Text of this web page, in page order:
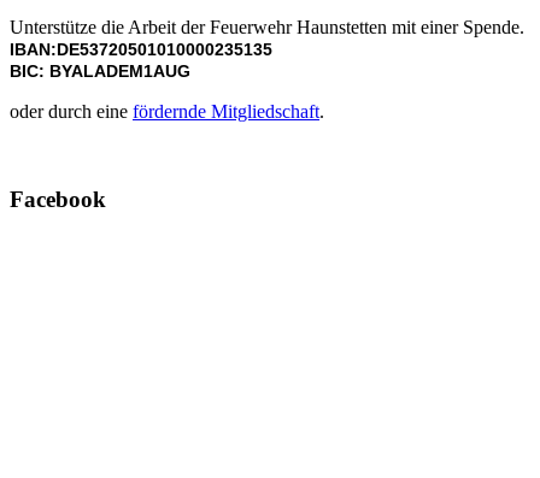
Unterstütze die Arbeit der Feuerwehr Haunstetten mit einer Spende.
IBAN:DE53720501010000235135
BIC: BYALADEM1AUG
oder durch eine fördernde Mitgliedschaft.
Facebook